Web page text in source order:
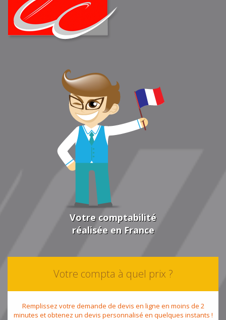
Votre comptabilité
réalisée en France
Votre compta à quel prix ?
Remplissez votre demande de devis en ligne en moins de 2
minutes et obtenez un devis personnalisé en quelques instants !